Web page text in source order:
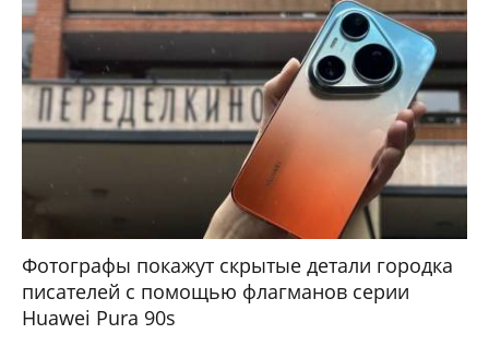
Фотографы покажут скрытые детали городка
писателей с помощью флагманов серии
Huawei Pura 90s